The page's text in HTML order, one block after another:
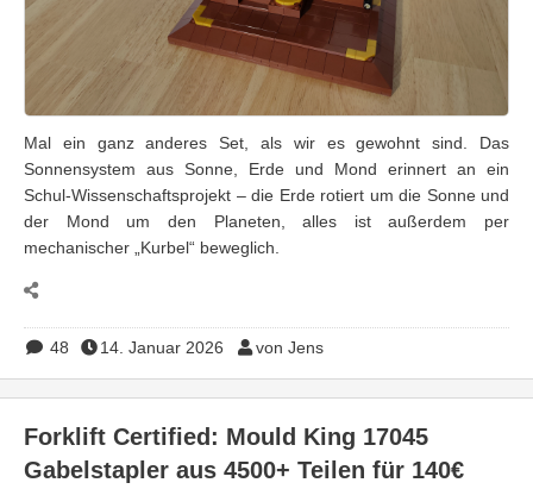
Mal ein ganz anderes Set, als wir es gewohnt sind. Das
Sonnensystem aus Sonne, Erde und Mond erinnert an ein
Schul-Wissenschaftsprojekt – die Erde rotiert um die Sonne und
der Mond um den Planeten, alles ist außerdem per
mechanischer „Kurbel“ beweglich.
48 14. Januar 2026 von Jens
Forklift Certified: Mould King 17045
Gabelstapler aus 4500+ Teilen für 140€